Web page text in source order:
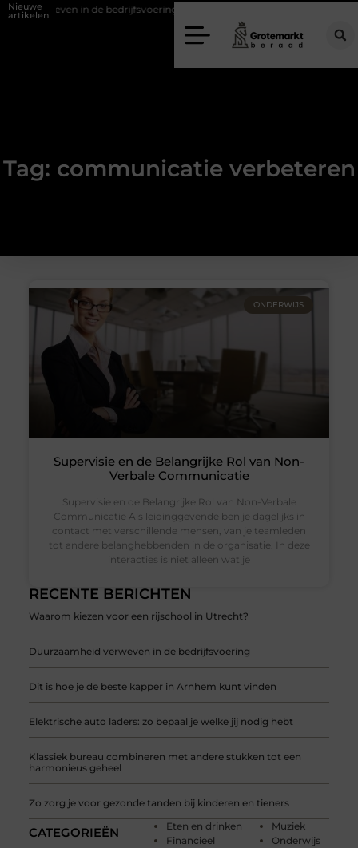
Nieuwe
artikelen
verweven in de bedrijfsvoering
Tag: communicatie verbeteren
RECENTE BERICHTEN
Waarom kiezen voor een rijschool in Utrecht?
Duurzaamheid verweven in de bedrijfsvoering
Dit is hoe je de beste kapper in Arnhem kunt vinden
Elektrische auto laders: zo bepaal je welke jij nodig hebt
Klassiek bureau combineren met andere stukken tot een
harmonieus geheel
Zo zorg je voor gezonde tanden bij kinderen en tieners
CATEGORIEËN
Eten en drinken
Financieel
Muziek
Onderwijs
ONDERWIJS
Supervisie en de Belangrijke Rol van Non-
Verbale Communicatie
Supervisie en de Belangrijke Rol van Non-Verbale
Communicatie Als leidinggevende ben je dagelijks in
contact met verschillende mensen, van je teamleden
tot andere belanghebbenden in de organisatie. In deze
interacties is niet alleen wat je